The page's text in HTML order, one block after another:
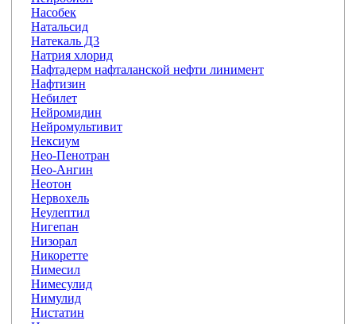
Насобек
Натальсид
Натекаль Д3
Натрия хлорид
Нафтадерм нафталанской нефти линимент
Нафтизин
Небилет
Нейромидин
Нейромультивит
Нексиум
Нео-Пенотран
Нео-Ангин
Неотон
Нервохель
Неулептил
Нигепан
Низорал
Никоретте
Нимесил
Нимесулид
Нимулид
Нистатин